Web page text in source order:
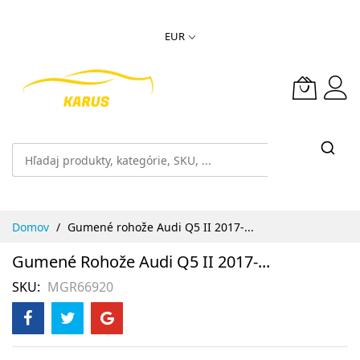
EUR
Domov Gumené rohože Audi Q5 II 2017-...
Gumené Rohože Audi Q5 II 2017-...
SKU MGR66920